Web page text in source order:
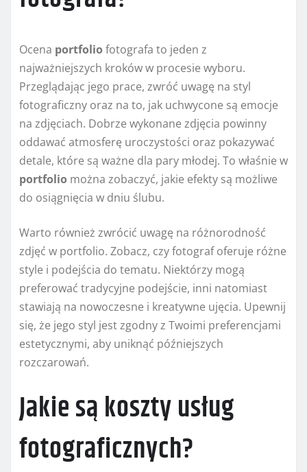
Ocena portfolio fotografa to jeden z
najważniejszych kroków w procesie wyboru.
Przeglądając jego prace, zwróć uwagę na styl
fotograficzny oraz na to, jak uchwycone są emocje
na zdjęciach. Dobrze wykonane zdjęcia powinny
oddawać atmosferę uroczystości oraz pokazywać
detale, które są ważne dla pary młodej. To właśnie w
portfolio można zobaczyć, jakie efekty są możliwe
do osiągnięcia w dniu ślubu.
Warto również zwrócić uwagę na różnorodność
zdjęć w portfolio. Zobacz, czy fotograf oferuje różne
style i podejścia do tematu. Niektórzy mogą
preferować tradycyjne podejście, inni natomiast
stawiają na nowoczesne i kreatywne ujęcia. Upewnij
się, że jego styl jest zgodny z Twoimi preferencjami
estetycznymi, aby uniknąć późniejszych
rozczarowań.
Jakie są koszty usług
fotograficznych?